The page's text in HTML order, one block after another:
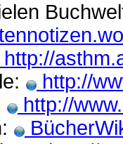
http://
http://
http://